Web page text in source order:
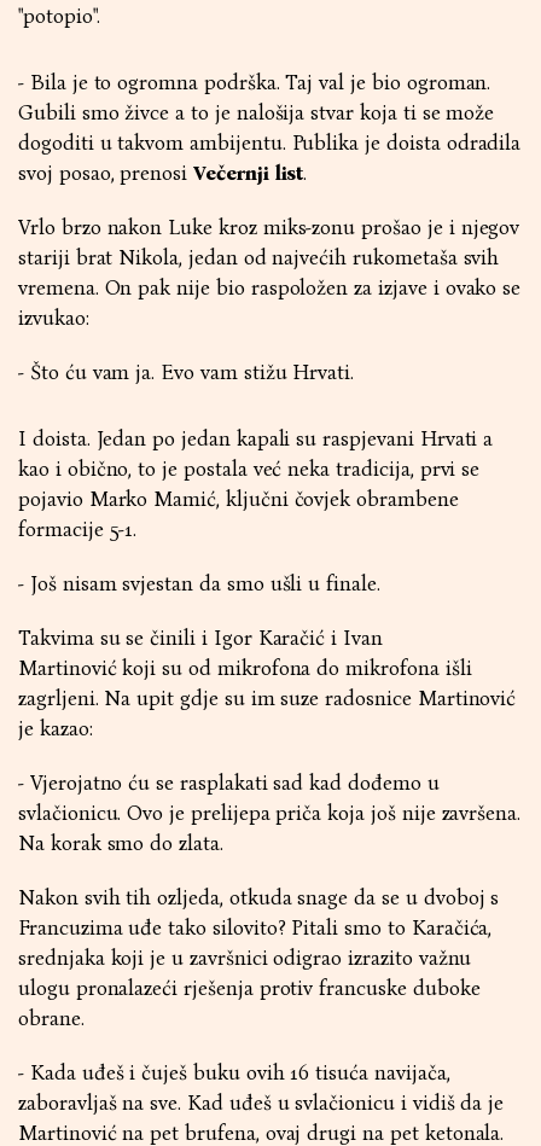
"potopio".
- Bila je to ogromna podrška. Taj val je bio ogroman.
Gubili smo živce a to je nalošija stvar koja ti se može
dogoditi u takvom ambijentu. Publika je doista odradila
svoj posao, prenosi Večernji list.
Vrlo brzo nakon Luke kroz miks-zonu prošao je i njegov
stariji brat Nikola, jedan od najvećih rukometaša svih
vremena. On pak nije bio raspoložen za izjave i ovako se
izvukao:
- Što ću vam ja. Evo vam stižu Hrvati.
I doista. Jedan po jedan kapali su raspjevani Hrvati a
kao i obično, to je postala već neka tradicija, prvi se
pojavio Marko Mamić, ključni čovjek obrambene
formacije 5-1.
- Još nisam svjestan da smo ušli u finale.
Takvima su se činili i Igor Karačić i Ivan
Martinović koji su od mikrofona do mikrofona išli
zagrljeni. Na upit gdje su im suze radosnice Martinović
je kazao:
- Vjerojatno ću se rasplakati sad kad dođemo u
svlačionicu. Ovo je prelijepa priča koja još nije završena.
Na korak smo do zlata.
Nakon svih tih ozljeda, otkuda snage da se u dvoboj s
Francuzima uđe tako silovito? Pitali smo to Karačića,
srednjaka koji je u završnici odigrao izrazito važnu
ulogu pronalazeći rješenja protiv francuske duboke
obrane.
- Kada uđeš i čuješ buku ovih 16 tisuća navijača,
zaboravljaš na sve. Kad uđeš u svlačionicu i vidiš da je
Martinović na pet brufena, ovaj drugi na pet ketonala.